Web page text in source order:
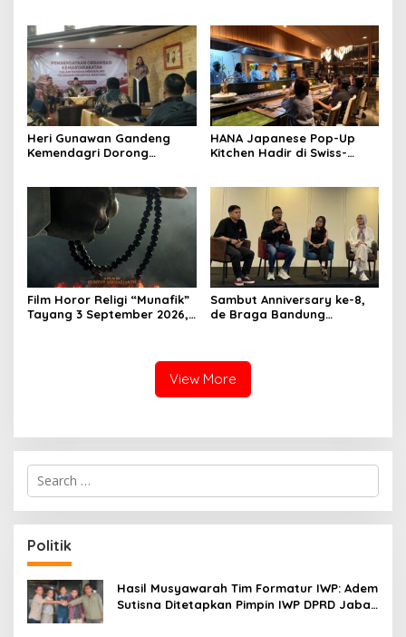
Pelayanan
Heri Gunawan Gandeng
Kemendagri Dorong
HANA Japanese Pop-Up
Kitchen Hadir di Swiss-
Pengalaman Omakase
Eksklusif
Film Horor Religi “Munafik”
Tayang 3 September 2026,
Sambut Anniversary ke-8,
de Braga Bandung
View More
S
r
c
h
f
o
r
:
Politik
Hasil Musyawarah Tim Formatur IWP: Adem
Sutisna Ditetapkan Pimpin IWP DPRD Jabar